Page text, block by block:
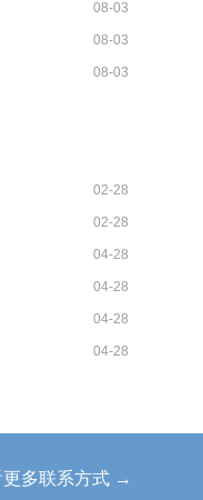
08-03
08-03
08-03
02-28
02-28
04-28
04-28
04-28
04-28
更多联系方式 →